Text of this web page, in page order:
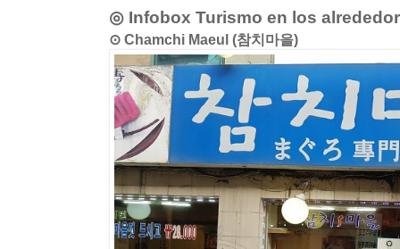
◎ Infobox Turismo en los
⊙ Chamchi Maeul (참치마을)